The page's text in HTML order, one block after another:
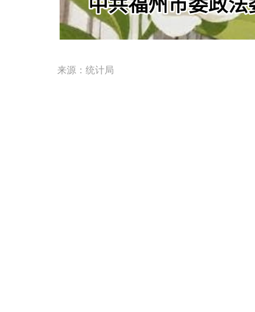
来源：统计局